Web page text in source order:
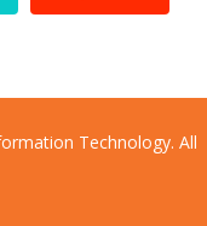
Technology. All